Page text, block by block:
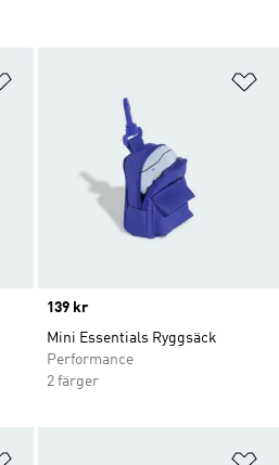
Price
139 kr
Mini Essentials Ryggsäck
Performance
2 färger